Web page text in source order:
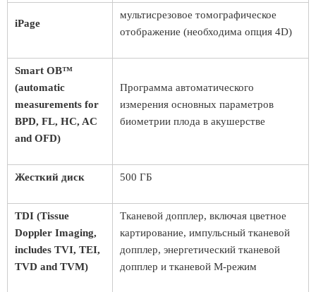
iPage
мультисрезовое томографическое
отображение (необходима опция 4D)
Smart OB™
(automatic
measurements for
BPD, FL, HC, AC
and OFD)
Программа автоматического
измерения основных параметров
биометрии плода в акушерстве
Жесткий диск 500 ГБ
TDI (Tissue
Doppler Imaging,
includes TVI, TEI,
TVD and TVM)
Тканевой допплер, включая цветное
картирование, импульсный тканевой
допплер, энергетический тканевой
допплер и тканевой М-режим